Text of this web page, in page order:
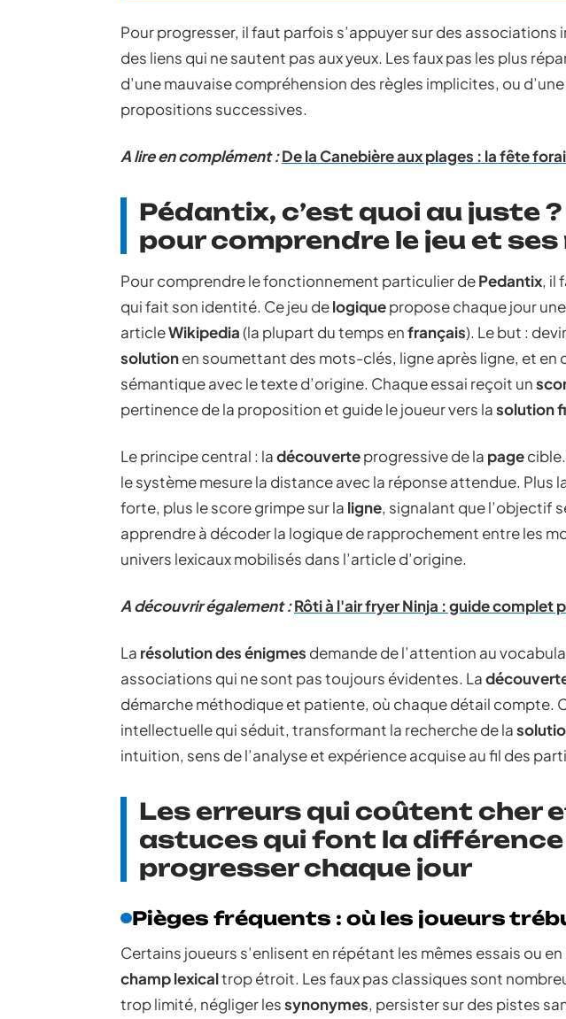
Pour progresser, il faut parfois s’appuyer sur des
des liens qui ne sautent pas aux yeux. Les faux pas les plus
d’une mauvaise compréhension des règles implicites, ou
propositions successives.
A lire en complément :De la Canebière aux plages : la fête
Pédantix, c’est quoi au juste
pour comprendre le jeu et
Pour comprendre le fonctionnement particulier dePedantix, il
qui fait son identité. Ce jeu delogiquepropose chaque jour une
articleWikipedia(la plupart du temps enfrançais). Le but :
solutionen soumettant des mots-clés, ligne après ligne, et en
sémantique avec le texte d’origine. Chaque essai reçoit un
pertinence de la proposition et guide le joueur vers lasolution
Le principe central : ladécouverteprogressive de la page
le système mesure la distance avec la réponse attendue. Plus
forte, plus le score grimpe sur la ligne, signalant que l’objectif
apprendre à décoder la logique de rapprochement entre les
univers lexicaux mobilisés dans l’article d’origine.
A découvrir également :Rôti à l'air fryer Ninja : guide complet
La résolution des énigmes demande de l’attention au
associations qui ne sont pas toujours évidentes. La
démarche méthodique et patiente, où chaque détail compte.
intellectuelle qui séduit, transformant la recherche de la
intuition, sens de l’analyse et expérience acquise au fil des
Les erreurs qui coûtent cher
astuces qui font la
progresser chaque jour
Pièges fréquents : où les joueurs
Certains joueurs s’enlisent en répétant les mêmes essais ou
champ lexicaltrop étroit. Les faux pas classiques sont
trop limité, négliger lessynonymes, persister sur des pistes